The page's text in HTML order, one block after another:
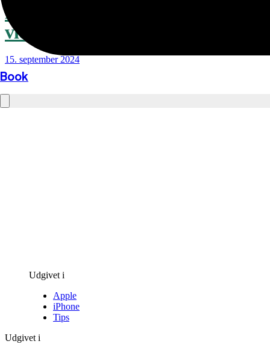
Book
iPhone og vand: Hvad skal du
vide?
15. september 2024
Udgivet i
Apple
iPhone
Tips
Udgivet i